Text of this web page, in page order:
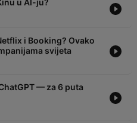
u AI-ju?
i Booking? Ovako
svijeta
— za 6 puta